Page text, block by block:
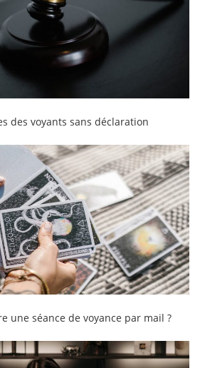
des voyants sans déclaration
une séance de voyance par mail ?